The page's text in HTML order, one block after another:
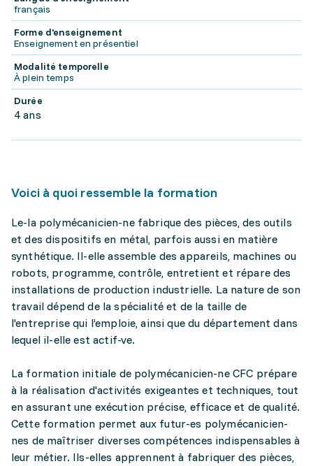
français
Forme d'enseignement
Enseignement en présentiel
Modalité temporelle
À plein temps
Durée
4 ans
Voici à quoi ressemble la formation
Le-la polymécanicien-ne fabrique des pièces, des outils
et des dispositifs en métal, parfois aussi en matière
synthétique. Il-elle assemble des appareils, machines ou
robots, programme, contrôle, entretient et répare des
installations de production industrielle. La nature de son
travail dépend de la spécialité et de la taille de
l'entreprise qui l’emploie, ainsi que du département dans
lequel il-elle est actif-ve.
La formation initiale de polymécanicien-ne CFC prépare
à la réalisation d'activités exigeantes et techniques, tout
en assurant une exécution précise, efficace et de qualité.
Cette formation permet aux futur-es polymécanicien-
nes de maîtriser diverses compétences indispensables à
leur métier. Ils-elles apprennent à fabriquer des pièces,